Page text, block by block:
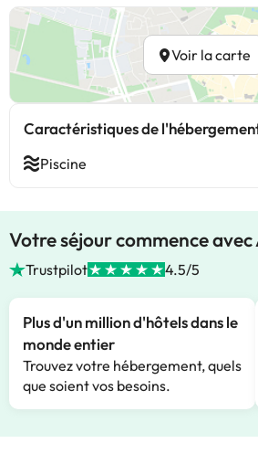
Voir la carte
Caractéristiques de
Piscine
Votre séjour commence
Trustpilot 4.5/5
Plus d'un million d'hôtels dans le
monde entier
Trouvez votre hébergement, quels
que soient vos besoins.